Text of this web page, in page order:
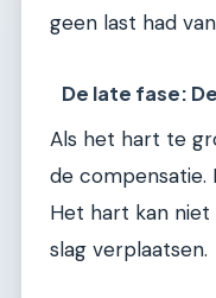
geen last had
De late fase:
Als het hart te
de compensatie.
Het hart kan
slag verplaatsen.